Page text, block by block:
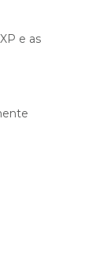
e as